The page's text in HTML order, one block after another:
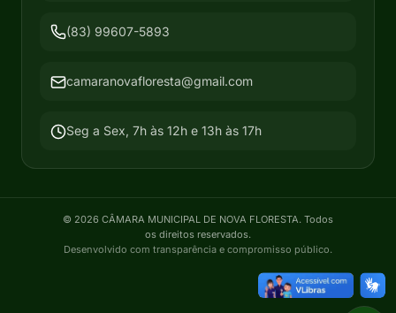
(83) 99607-5893
camaranovafloresta@gmail.com
Seg a Sex, 7h às 12h e 13h às 17h
© 2026 CÂMARA MUNICIPAL DE NOVA FLORESTA. Todos
os direitos reservados.
Desenvolvido com transparência e compromisso público.